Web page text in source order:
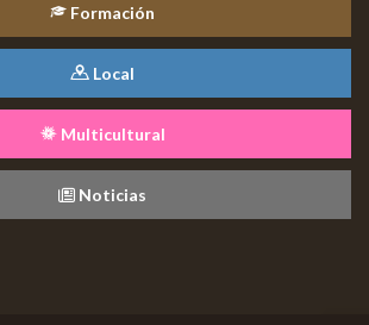
Formación
Local
Multicultural
Noticias